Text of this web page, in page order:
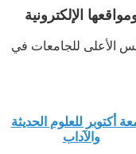
الإلكترونية
الأعلى للجامعات في
أكتوبر للعلوم الحديثة
والآداب